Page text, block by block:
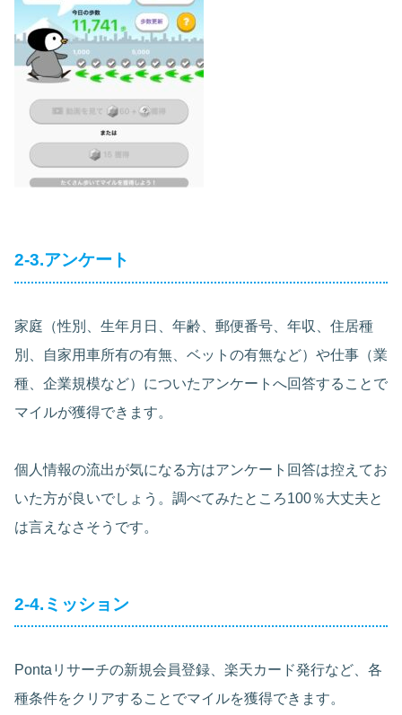
2-3.アンケート
家庭（性別、生年月日、年齢、郵便番号、年収、住居種
別、自家用車所有の有無、ベットの有無など）や仕事（業
種、企業規模など）についたアンケートへ回答することで
マイルが獲得できます。
個人情報の流出が気になる方はアンケート回答は控えてお
いた方が良いでしょう。調べてみたところ100％大丈夫と
は言えなさそうです。
2-4.ミッション
Pontaリサーチの新規会員登録、楽天カード発行など、各
種条件をクリアすることでマイルを獲得できます。